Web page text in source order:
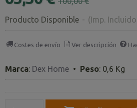
Producto Disponible - (Imp.
Costes de envío Ver descripción
Marca: Dex Home • Peso: 0,6 Kg